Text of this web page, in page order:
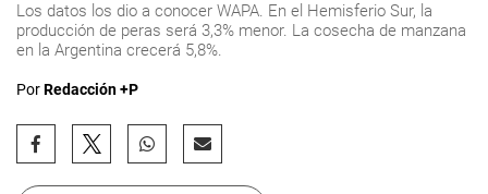
Los datos los dio a conocer WAPA. En el Hemisferio Sur, la
producción de peras será 3,3% menor. La cosecha de manzana
en la Argentina crecerá 5,8%.
PorRedacción +P